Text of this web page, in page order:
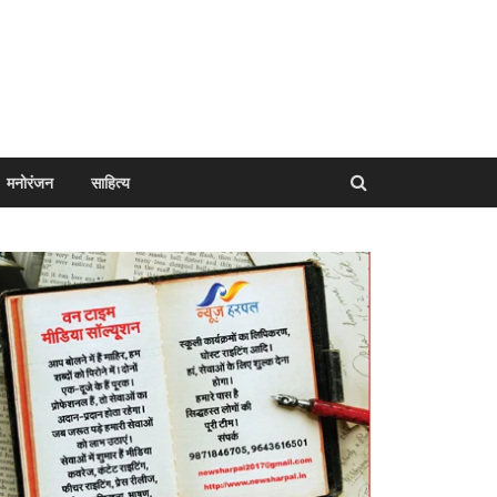
मनोरंजन साहित्य